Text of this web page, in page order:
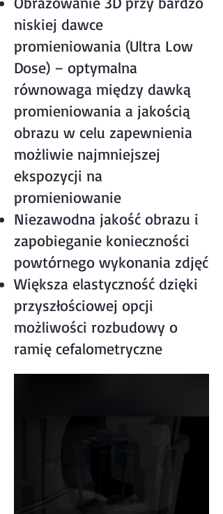
niskiej dawce
promieniowania (Ultra Low
Dose) – optymalna
równowaga między dawką
promieniowania a jakością
obrazu w celu zapewnienia
możliwie najmniejszej
ekspozycji na
promieniowanie
Niezawodna jakość obrazu i
zapobieganie konieczności
powtórnego wykonania zdjęć
Większa elastyczność dzięki
przyszłościowej opcji
możliwości rozbudowy o
ramię cefalometryczne